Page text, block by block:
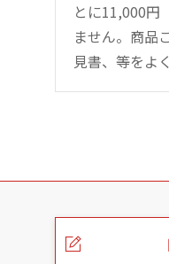
とに11,000円
ません。商品
見書、等をよ
こ